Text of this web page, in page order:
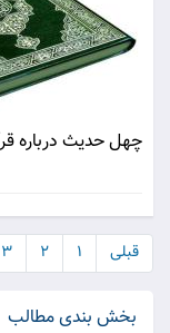
چهل حدیث درباره
قبلی ۱ ۲ ۳
بخش بندی مطالب